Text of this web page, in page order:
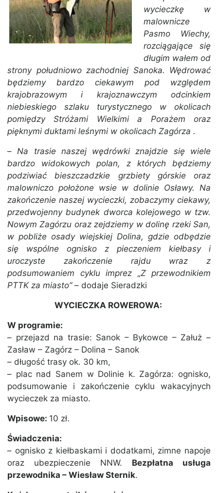
wycieczkę w
malownicze
Pasmo Wiechy,
rozciągające się
długim wałem od
strony południowo zachodniej Sanoka. Wędrować
będziemy bardzo ciekawym pod względem
krajobrazowym i krajoznawczym odcinkiem
niebieskiego szlaku turystycznego w okolicach
pomiędzy Stróżami Wielkimi a Porażem oraz
pięknymi duktami leśnymi w okolicach Zagórza .
–Na trasie naszej wędrówki znajdzie się wiele
bardzo widokowych polan, z których będziemy
podziwiać bieszczadzkie grzbiety górskie oraz
malowniczo położone wsie w dolinie Osławy. Na
zakończenie naszej wycieczki, zobaczymy ciekawy,
przedwojenny budynek dworca kolejowego w tzw.
Nowym Zagórzu oraz zejdziemy w dolinę rzeki San,
w pobliże osady wiejskiej Dolina, gdzie odbędzie
się wspólne ognisko z pieczeniem kiełbasy i
uroczyste zakończenie rajdu wraz z
podsumowaniem cyklu imprez „Z przewodnikiem
PTTK za miasto”– dodaje Sieradzki
WYCIECZKA ROWEROWA:
W programie:
– przejazd na trasie: Sanok – Bykowce – Załuż –
Zasław – Zagórz – Dolina – Sanok
– długość trasy ok. 30 km,
– plac nad Sanem w Dolinie k. Zagórza: ognisko,
podsumowanie i zakończenie cyklu wakacyjnych
wycieczek za miasto.
Wpisowe: 10 zł.
Świadczenia:
– ognisko z kiełbaskami i dodatkami, zimne napoje
oraz ubezpieczenie NNW. Bezpłatna usługa
przewodnika – Wiesław Sternik.